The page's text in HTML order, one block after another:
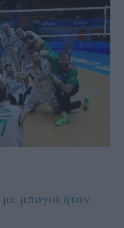
μπογιά ήταν